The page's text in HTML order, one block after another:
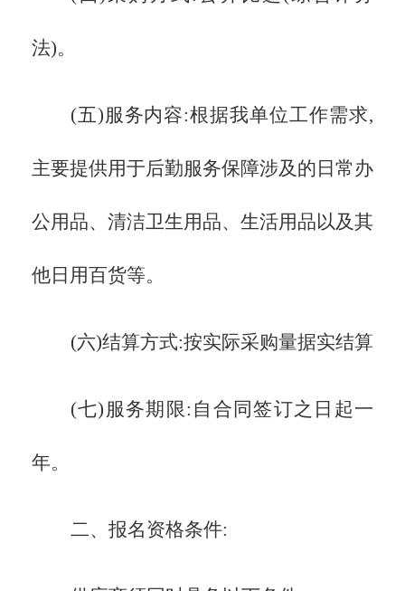
法)。
(五)服务内容:根据我单位工作需求,
主要提供用于后勤服务保障涉及的日常办
公用品、清洁卫生用品、生活用品以及其
他日用百货等。
(六)结算方式:按实际采购量据实结算
(七)服务期限: 自合同签订之日起一
年。
二、报名资格条件: